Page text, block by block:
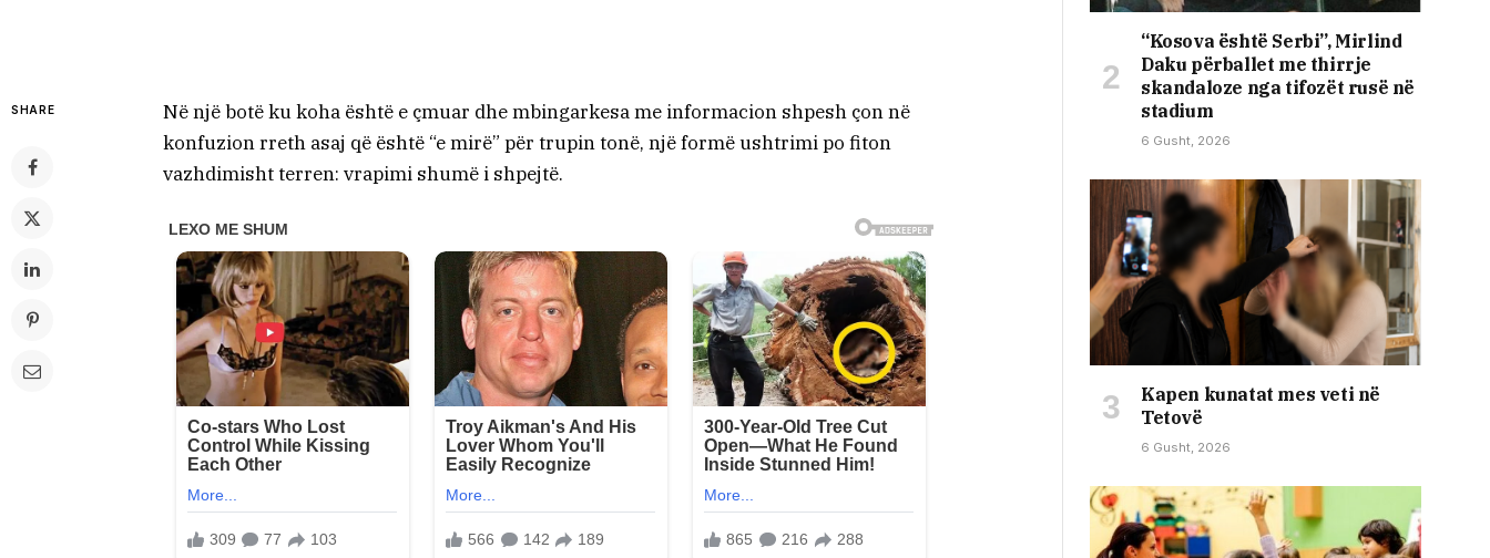
SHARE
Në një botë ku koha është e çmuar dhe mbingarkesa me informacion shpesh çon në
konfuzion rreth asaj që është “e mirë” për trupin tonë, një formë ushtrimi po fiton
vazhdimisht terren: vrapimi shumë i shpejtë.
“Kosova është Serbi”, Mirlind
Daku përballet me thirrje
skandaloze nga tifozët rusë në
stadium
6 Gusht, 2026
Kapen kunatat mes veti në
Tetovë
6 Gusht, 2026